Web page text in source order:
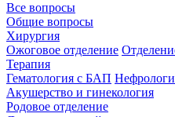
Все вопросы
Общие вопросы
Хирургия
Ожоговое отделение
Терапия
Гематология с БАП
Акушерство и гинекология
Родовое отделение